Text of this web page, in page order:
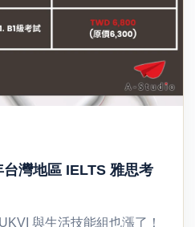
台灣地區 IELTS 雅思考
與生活技能組也漲了！